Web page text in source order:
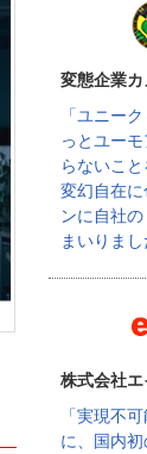
変態企業
「ユニー
っとユー
らないこ
変幻自在
ンに自社
まいりまし
株式会社
「実現不
に、国内